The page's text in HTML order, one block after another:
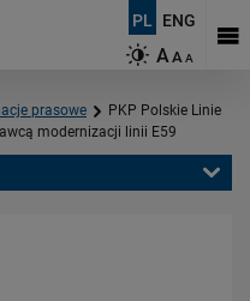
PL ENG
AAA
prasowe
PKP Polskie Linie
modernizacji linii E59